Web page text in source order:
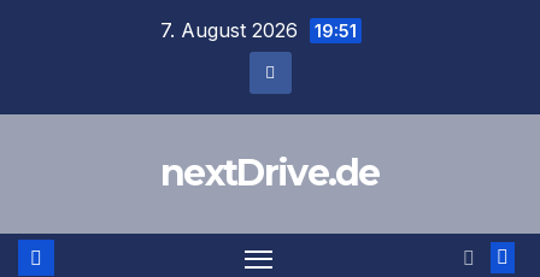
7. August 2026 19:51
nextDrive.de